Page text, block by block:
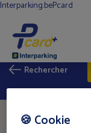
Interparking.bePcard
CONTACT
Mobile app
Rechercher
🍪 Cookie